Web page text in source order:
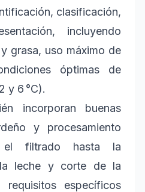
clasificación,
incluyendo
grasa, uso máximo de
óptimas de
y 6 °C).
incorporan buenas
y procesamiento
el filtrado hasta la
leche y corte de la
específicos